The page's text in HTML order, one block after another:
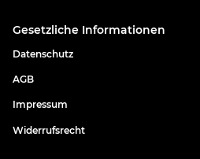
Gesetzliche Informationen
Datenschutz
AGB
Impressum
Widerrufsrecht